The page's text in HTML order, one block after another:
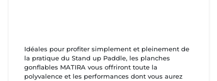
Idéales pour profiter simplement et pleinement de
la pratique du Stand up Paddle, les planches
gonflables MATIRA vous offriront toute la
polyvalence et les performances dont vous aurez